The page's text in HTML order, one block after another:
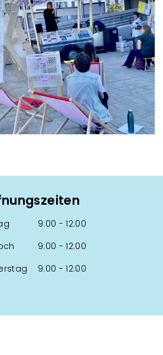
9:00 - 12:00
9:00 - 12:00
9:00 - 12:00